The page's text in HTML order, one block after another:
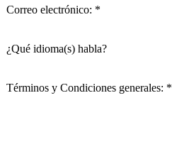
Correo electrónico: *
¿Qué idioma(s) habla?
Términos y Condiciones generales: *